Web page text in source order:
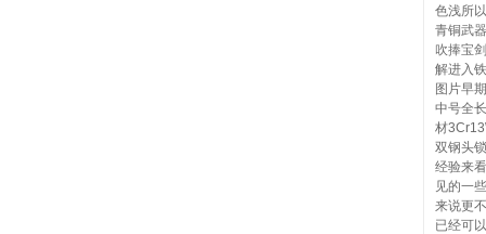
色浅所
青铜武
吹捧宝
解进入
图片早
中号全
材
双钢头
经验来
见的一
来说更
已经可